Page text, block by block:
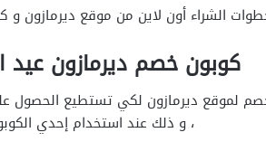
الشراء أون لاين من موقع ديرمازون و
كوبون خصم ديرمازون عيد
، و ذلك عند استخدام إحدي